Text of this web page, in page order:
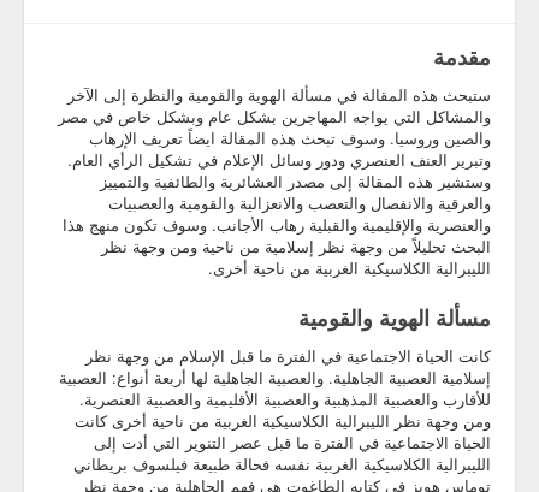
مقدمة
ستبحث هذه المقالة في مسألة الهوية والقومية والنظرة إلى الآخر
والمشاكل التي يواجه المهاجرين بشكل عام وبشكل خاص في مصر
والصين وروسيا. وسوف تبحث هذه المقالة ايضاً تعريف الإرهاب
وتبرير العنف العنصري ودور وسائل الإعلام في تشكيل الرأي العام.
وستشير هذه المقالة إلى مصدر العشائرية والطائفية والتمييز
والعرقية والانفصال والتعصب والانعزالية والقومية والعصبيات
والعنصرية والإقليمية والقبلية رهاب الأجانب. وسوف تكون منهج هذا
البحث تحليلاً من وجهة نظر إسلامية من ناحية ومن وجهة نظر
الليبرالية الكلاسيكية الغربية من ناحية أخرى.
مسألة الهوية والقومية
كانت الحياة الاجتماعية في الفترة ما قبل الإسلام من وجهة نظر
إسلامية العصبية الجاهلية. والعصبية الجاهلية لها أربعة أنواع: العصبية
للأقارب والعصبية المذهبية والعصبية الأقليمية والعصبية العنصرية.
ومن وجهة نظر الليبرالية الكلاسيكية الغربية من ناحية أخرى كانت
الحياة الاجتماعية في الفترة ما قبل عصر التنوير التي أدت إلى
الليبرالية الكلاسيكية الغربية نفسه فحالة طبيعة فيلسوف بريطاني
توماس هوبز في كتابه الطاغوت هي فهم الجاهلية من وجهة نظر